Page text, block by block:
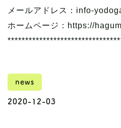
メールアドレス：info-
ホームページ：https://
news
2020-12-03